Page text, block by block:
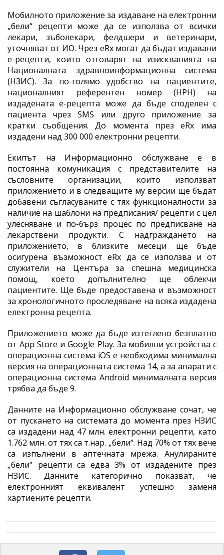
Мобилното приложение за издаване на електронни
„бели“ рецепти може да се използва от всички
лекари, зъболекари, фелдшери и ветеринари,
уточняват от ИО. Чрез eRx могат да бъдат издавани
е-рецепти, които отговарят на изискванията на
Националната здравноинформационна система
(НЗИС). За по-голямо удобство на пациентите,
националният референтен номер (НРН) на
издадената е-рецепта може да бъде споделен с
пациента чрез SMS или друго приложение за
кратки съобщения. До момента през eRx има
издадени над 300 000 електронни рецепти.
Екипът на Информационно обслужване е в
постоянна комуникация с представителите на
съсловните организации, които използват
приложението и в следващите му версии ще бъдат
добавени съгласуваните с тях функционалности за
наличие на шаблони на предписания/ рецепти с цел
улесняване и по-бърз процес по предписване на
лекарствени продукти. С надграждането на
приложението, в близките месеци ще бъде
осигурена възможност eRx да се използва и от
служители на Центъра за спешна медицинска
помощ, което допълнително ще облекчи
пациентите. Ще бъде предоставена и възможност
за хронологичното проследяване на всяка издадена
електронна рецепта.
Приложението може да бъде изтеглено безплатно
от App Store и Google Play. За мобилни устройства с
операционна система iOS е необходима минимална
версия на операционната система 14, а за апарати с
операционна система Android минималната версия
трябва да бъде 9.
Данните на Информационно обслужване сочат, че
от пускането на системата до момента през НЗИС
са издадени над 47 млн. електронни рецепти, като
1.762 млн. от тях са т.нар. „бели“. Над 70% от тях вече
са изпълнени в аптечната мрежа. Анулираните
„бели" рецепти са едва 3% от издадените през
НЗИС. Данните категорично показват, че
електронният еквивалент успешно заменя
хартиените рецепти.